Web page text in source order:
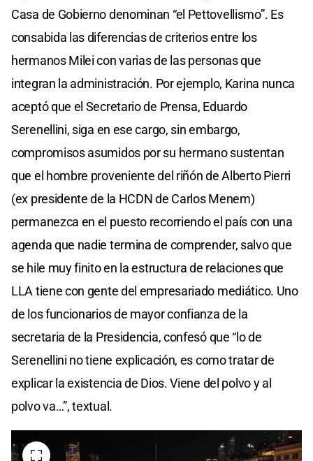
Casa de Gobierno denominan “el Pettovellismo”. Es
consabida las diferencias de criterios entre los
hermanos Milei con varias de las personas que
integran la administración. Por ejemplo, Karina nunca
aceptó que el Secretario de Prensa, Eduardo
Serenellini, siga en ese cargo, sin embargo,
compromisos asumidos por su hermano sustentan
que el hombre proveniente del riñón de Alberto Pierri
(ex presidente de la HCDN de Carlos Menem)
permanezca en el puesto recorriendo el país con una
agenda que nadie termina de comprender, salvo que
se hile muy finito en la estructura de relaciones que
LLA tiene con gente del empresariado mediático. Uno
de los funcionarios de mayor confianza de la
secretaria de la Presidencia, confesó que “lo de
Serenellini no tiene explicación, es como tratar de
explicar la existencia de Dios. Viene del polvo y al
polvo va…”, textual.